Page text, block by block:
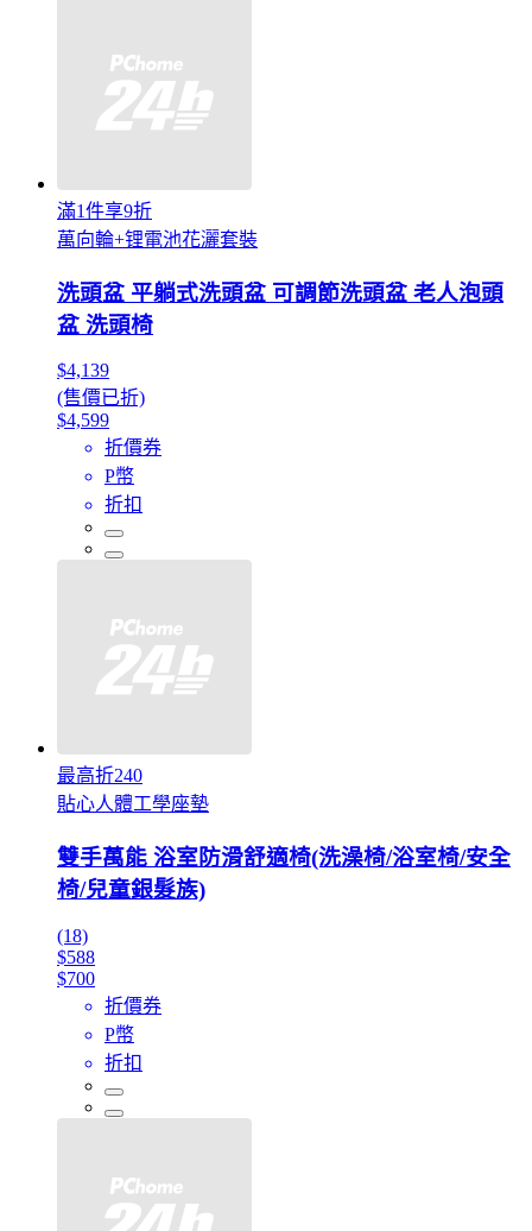
滿1件享9折
萬向輪+锂電池花灑套裝
洗頭盆 平躺式洗頭盆 可調節洗頭盆 老人泡頭
盆 洗頭椅
$4,139
(售價已折)
$4,599
折價券
P幣
折扣
最高折240
貼心人體工學座墊
雙手萬能 浴室防滑舒適椅(洗澡椅/浴室椅/安全
椅/兒童銀髮族)
(18)
$588
$700
折價券
P幣
折扣